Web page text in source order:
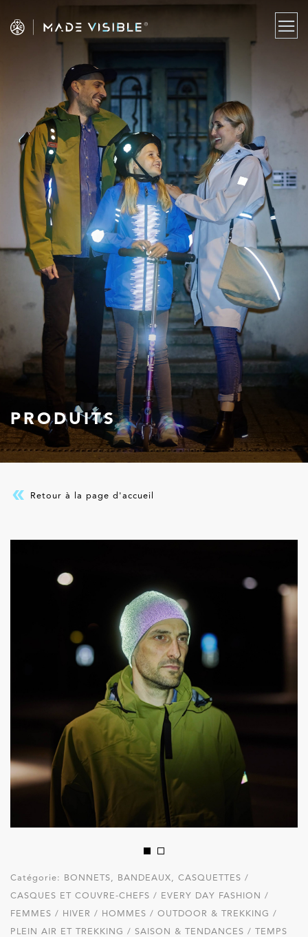
PRODUITS
Retour à la page d'accueil
Catégorie: BONNETS, BANDEAUX, CASQUETTES /
CASQUES ET COUVRE-CHEFS / EVERY DAY FASHION /
FEMMES / HIVER / HOMMES / OUTDOOR & TREKKING /
PLEIN AIR ET TREKKING / SAISON & TENDANCES / TEMPS